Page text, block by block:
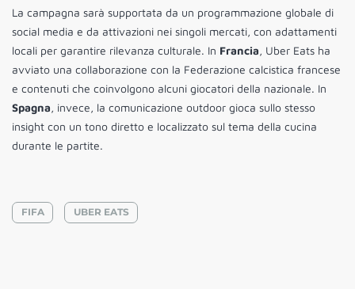
La campagna sarà supportata da un programmazione globale di
social media e da attivazioni nei singoli mercati, con adattamenti
locali per garantire rilevanza culturale. In Francia, Uber Eats ha
avviato una collaborazione con la Federazione calcistica francese
e contenuti che coinvolgono alcuni giocatori della nazionale. In
Spagna, invece, la comunicazione outdoor gioca sullo stesso
insight con un tono diretto e localizzato sul tema della cucina
durante le partite.
FIFA UBER EATS